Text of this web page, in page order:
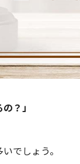
？」
でしょう。